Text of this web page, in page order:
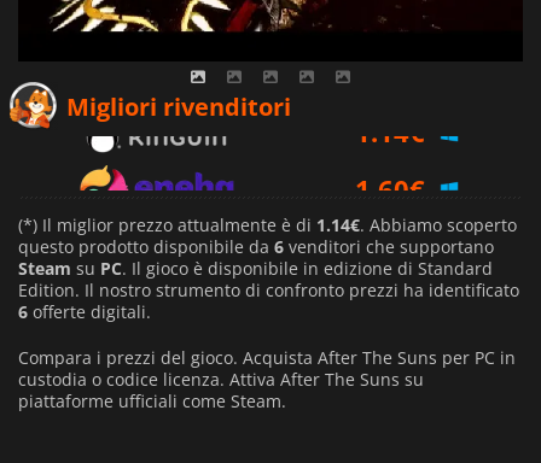
Migliori rivenditori
2.17€
(*) Il miglior prezzo attualmente è di 1.14€. Abbiamo scoperto
questo prodotto disponibile da 6 venditori che supportano
Steam su PC. Il gioco è disponibile in edizione di Standard
Edition. Il nostro strumento di confronto prezzi ha identificato
6 offerte digitali.
Compara i prezzi del gioco. Acquista After The Suns per PC in
custodia o codice licenza. Attiva After The Suns su
piattaforme ufficiali come Steam.